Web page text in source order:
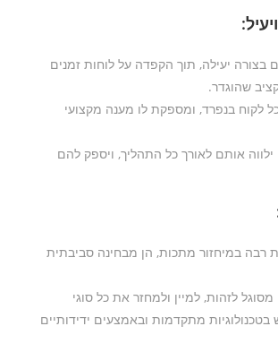
בצורה יעילה, תוך הקפדה על לוחות זמנים
שהוגדר.
לקוח בנפרד, ומספקת לו מענה מקצועי
אותם לאורך כל התהליך, ויספק להם
רבה במיחזור מתכות, הן מבחינה סביבתית
לזהות, למיין ולמחזר את כל סוגי
מתקדמות ובאמצעים ידידותיים